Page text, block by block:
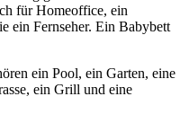
für Homeoffice, ein
ein Fernseher. Ein Babybett
ein Pool, ein Garten, eine
ein Grill und eine